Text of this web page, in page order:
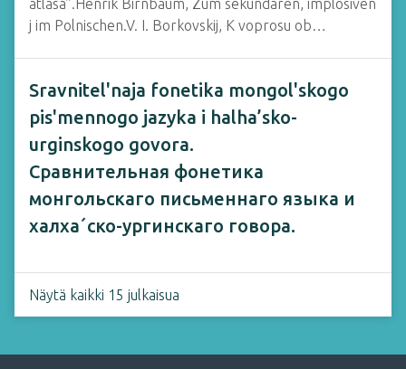
atlasa”.Henrik Birnbaum, Zum sekundären, implosiven
j im Polnischen.V. I. Borkovskij, K voprosu ob…
Sravnitel'naja fonetika mongol'skogo
pis'mennogo jazyka i halha’sko-
urginskogo govora.
Сравнительная фонетика
монгольскаго письменнаго языка и
халха´ско-ургинскаго говора.
Näytä kaikki 15 julkaisua